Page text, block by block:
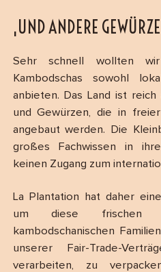
‚UND ANDERE
Sehr schnell wollten
Kambodschas sowohl
anbieten. Das Land ist
und Gewürzen, die in
angebaut werden. Die
großes Fachwissen in
keinen Zugang zum
La Plantation hat daher
um diese frischen
kambodschanischen
unserer Fair-Trade-
verarbeiten, zu